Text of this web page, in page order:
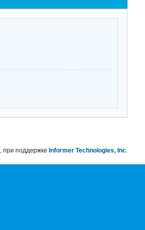
, при поддержкеInformer Technologies, Inc.